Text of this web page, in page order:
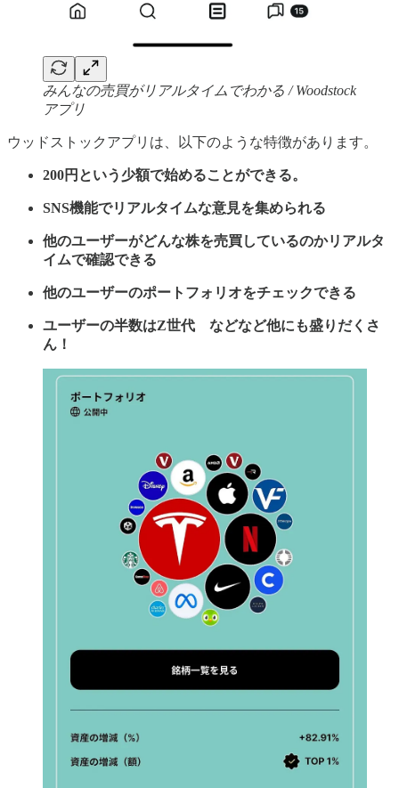
みんなの売買がリアルタイムでわかる / Woodstock
アプリ
ウッドストックアプリは、以下のような特徴があります。
200円という少額で始めることができる。
SNS機能でリアルタイムな意見を集められる
他のユーザーがどんな株を売買しているのかリアルタ
イムで確認できる
他のユーザーのポートフォリオをチェックできる
ユーザーの半数はZ世代 などなど他にも盛りだくさ
ん！